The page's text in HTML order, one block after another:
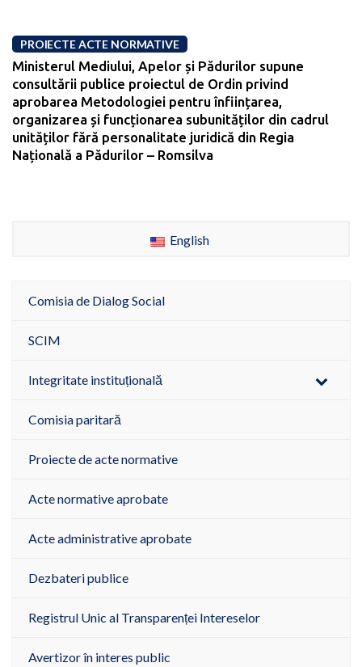
PROIECTE ACTE NORMATIVE
Ministerul Mediului, Apelor și Pădurilor supune
consultării publice proiectul de Ordin privind
aprobarea Metodologiei pentru înființarea,
organizarea și funcționarea subunităților din cadrul
unităților fără personalitate juridică din Regia
Națională a Pădurilor – Romsilva
English
Comisia de Dialog Social
SCIM
Integritate instituțională
Comisia paritară
Proiecte de acte normative
Acte normative aprobate
Acte administrative aprobate
Dezbateri publice
Registrul Unic al Transparenței Intereselor
Avertizor în interes public